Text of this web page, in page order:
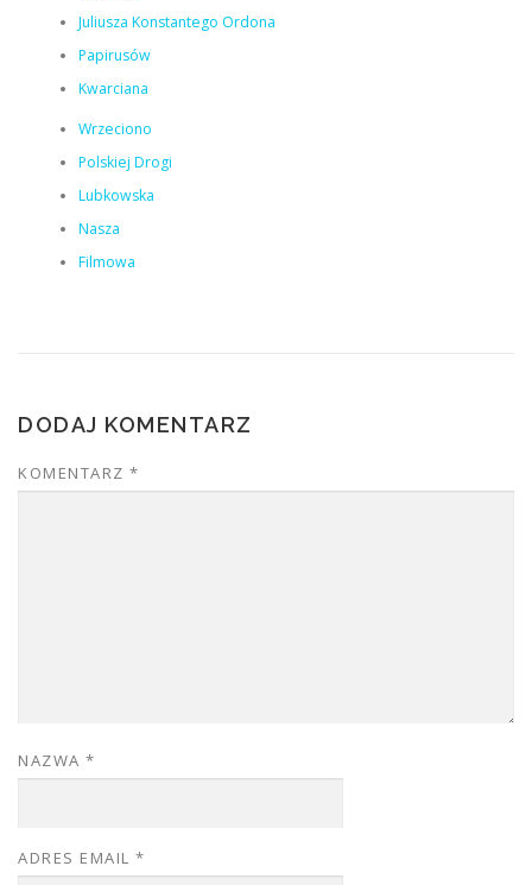
Juliusza Konstantego Ordona
Papirusów
Kwarciana
Wrzeciono
Polskiej Drogi
Lubkowska
Nasza
Filmowa
DODAJ KOMENTARZ
KOMENTARZ *
NAZWA *
ADRES EMAIL *